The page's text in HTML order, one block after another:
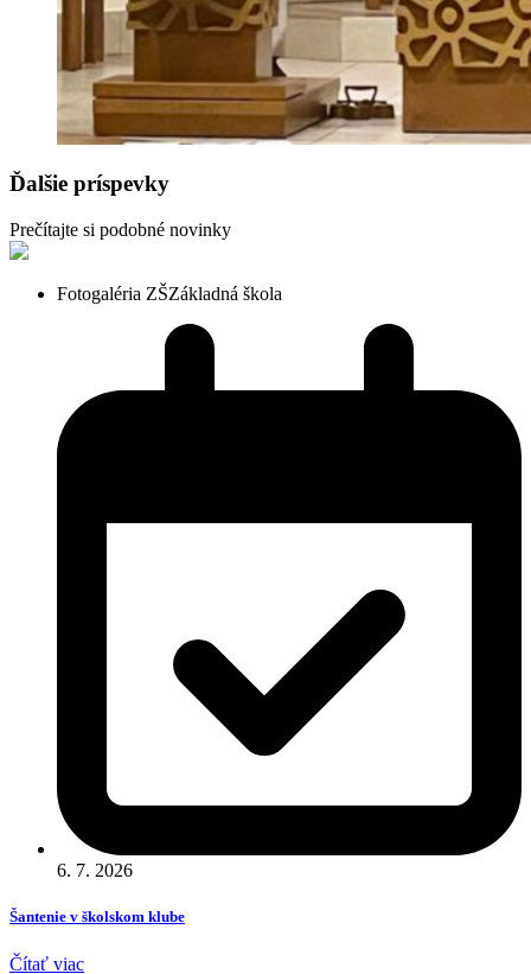
Ďalšie príspevky
Prečítajte si podobné novinky
Fotogaléria ZŠZákladná škola
6. 7. 2026
Šantenie v školskom klube
Čítať viac